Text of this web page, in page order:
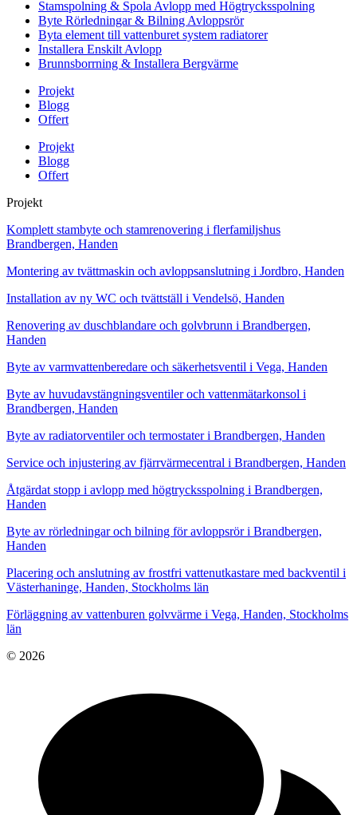
Stamspolning & Spola Avlopp med Högtrycksspolning
Byte Rörledningar & Bilning Avloppsrör
Byta element till vattenburet system radiatorer
Installera Enskilt Avlopp
Brunnsborrning & Installera Bergvärme
Projekt
Blogg
Offert
Projekt
Blogg
Offert
Projekt
Komplett stambyte och stamrenovering i flerfamiljshus
Brandbergen, Handen
Montering av tvättmaskin och avloppsanslutning i Jordbro, Handen
Installation av ny WC och tvättställ i Vendelsö, Handen
Renovering av duschblandare och golvbrunn i Brandbergen,
Handen
Byte av varmvattenberedare och säkerhetsventil i Vega, Handen
Byte av huvudavstängningsventiler och vattenmätarkonsol i
Brandbergen, Handen
Byte av radiatorventiler och termostater i Brandbergen, Handen
Service och injustering av fjärrvärmecentral i Brandbergen, Handen
Åtgärdat stopp i avlopp med högtrycksspolning i Brandbergen,
Handen
Byte av rörledningar och bilning för avloppsrör i Brandbergen,
Handen
Placering och anslutning av frostfri vattenutkastare med backventil i
Västerhaninge, Handen, Stockholms län
Förläggning av vattenburen golvvärme i Vega, Handen, Stockholms
län
© 2026